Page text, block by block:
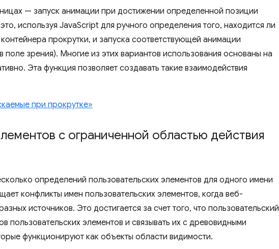
— запуск анимации при достижении определенной позиции
используя JavaScript для ручного определения того, находится ли
прокрутки, и запуска соответствующей анимации
зрения). Многие из этих вариантов использования основаны на
Эта функция позволяет создавать такие взаимодействия
при прокрутке»
с ограниченной областью действия
определений пользовательских элементов для одного имени
конфликты имен пользовательских элементов, когда веб-
источников. Это достигается за счет того, что пользовательский
пользовательских элементов и связывать их с древовидными
функционируют как объекты области видимости.